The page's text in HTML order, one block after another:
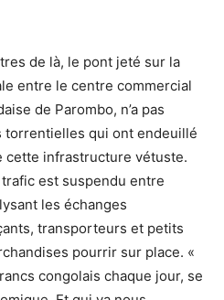
de là, le pont jeté sur la
entre le centre commercial
de Parombo, n’a pas
torrentielles qui ont endeuillé
cette infrastructure vétuste.
est suspendu entre
les échanges
transporteurs et petits
pourrir sur place. «
congolais chaque jour, se